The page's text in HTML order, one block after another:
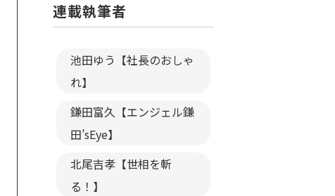
連載執筆者
池田ゆう【社長のおしゃ
れ】
鎌田富久【エンジェル鎌
田’sEye】
北尾吉孝【世相を斬
る！】